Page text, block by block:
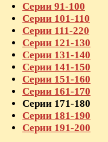
Серии 91-100
Серии 101-110
Серии 111-220
Серии 121-130
Серии 131-140
Серии 141-150
Серии 151-160
Серии 161-170
Серии 171-180
Серии 181-190
Серии 191-200